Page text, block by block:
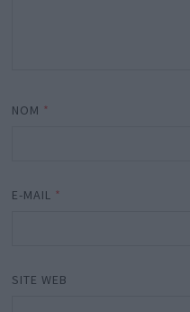
NOM *
E-MAIL *
SITE WEB